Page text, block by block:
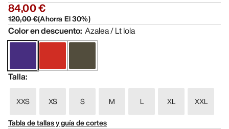
84,00 €
120,00 €(Ahorra El30%)
Color en descuento: Azalea / Lt Iola
Talla:
XXS XS S M L XL
XXL
Tabla de tallas y guía de cortes